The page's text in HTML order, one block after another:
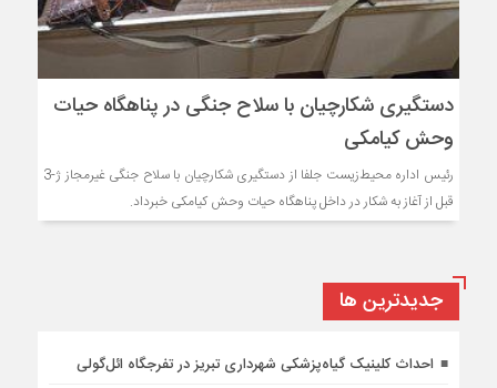
دستگیری شکارچیان با سلاح جنگی در پناهگاه حیات
وحش کیامکی
رئیس اداره محیط‌زیست جلفا از دستگیری شکارچیان با سلاح جنگی غیرمجاز ژ-3
قبل از آغاز به شکار در داخل پناهگاه حیات وحش کیامکی خبرداد.
جديدترين ها
احداث کلینیک گیاه‌پزشکی شهرداری تبریز در تفرجگاه ائل‌گولی